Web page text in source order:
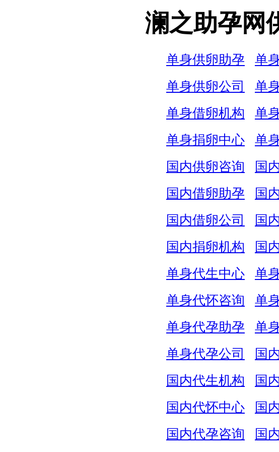
澜之助孕网
单身供卵助孕 单
单身供卵公司
单
单身借卵机构
单
单身捐卵中心
单
国内供卵咨询
国
国内借卵助孕
国
国内借卵公司
国
国内捐卵机构
国
单身代生中心
单
单身代怀咨询
单
单身代孕助孕
单
单身代孕公司
国
国内代生机构
国
国内代怀中心
国
国内代孕咨询
国